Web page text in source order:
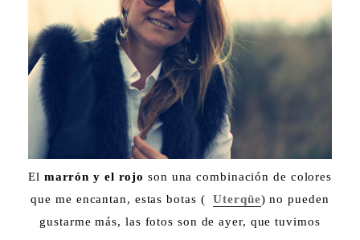
El marrón y el rojoson una combinación de colores
que me encantan, estas botas (
Uterqüe) no pueden
gustarme más, las fotos son de ayer, que tuvimos